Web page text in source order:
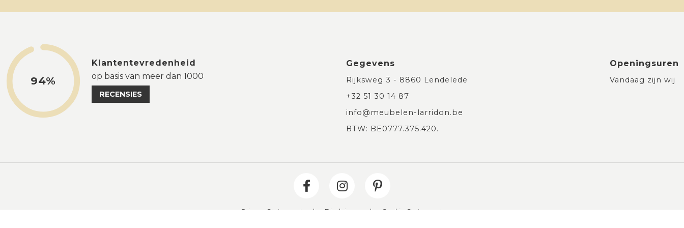
94%
Klantentevredenheid
op basis van meer dan 1000
RECENSIES
Gegevens
Rijksweg 3 - 8860 Lendelede
+32 51 30 14 87
info@meubelen-larridon.be
BTW: BE0777.375.420.
Openingsuren
Vandaag zijn wij
Privacy Statement | Disclaimer |
Cookie Statement